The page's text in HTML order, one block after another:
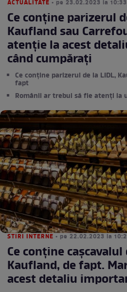
ACTUALITATE • pe 23.02.2023 la 10:33
Ce conține parizerul
Kaufland sau
atenție la acest
când cumpărați
Ce conține parizerul de la LIDL,
fapt
Românii ar trebui să fie atenți la
STIRI INTERNE • pe 22.02.2023 la
Ce conține
Kaufland, de fapt.
acest detaliu